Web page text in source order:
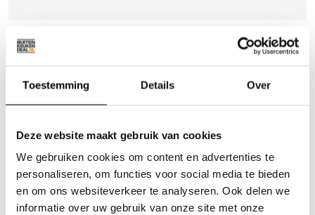
Toestemming Details Over
Deze website maakt gebruik van cookies
We gebruiken cookies om content en advertenties te
personaliseren, om functies voor social media te bieden
en om ons websiteverkeer te analyseren. Ook delen we
informatie over uw gebruik van onze site met onze
Alle Buitenkeukens, Buitenkeuken Gemaakt Van
Douglas Hout, Buitenkeuken Steigerhout, Overige,
Buitenkeuken Op Wielen, Outdoor Kitchen, Kleine
4.9
★ ★ ★ ★ ★ (7 Beoordelingen)